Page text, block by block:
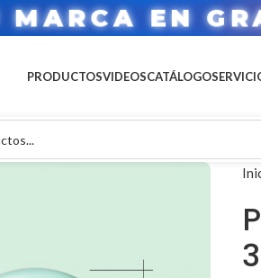
MARCA EN
PRODUCTOSVIDEOSCATÁLOGO